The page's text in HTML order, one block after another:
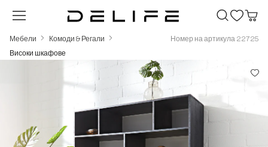
Преминете към основното съдържание
Мебели
Комоди & Регали
Високи шкафове
Номер на артикула 22725
Пропуснете галерия с изображения